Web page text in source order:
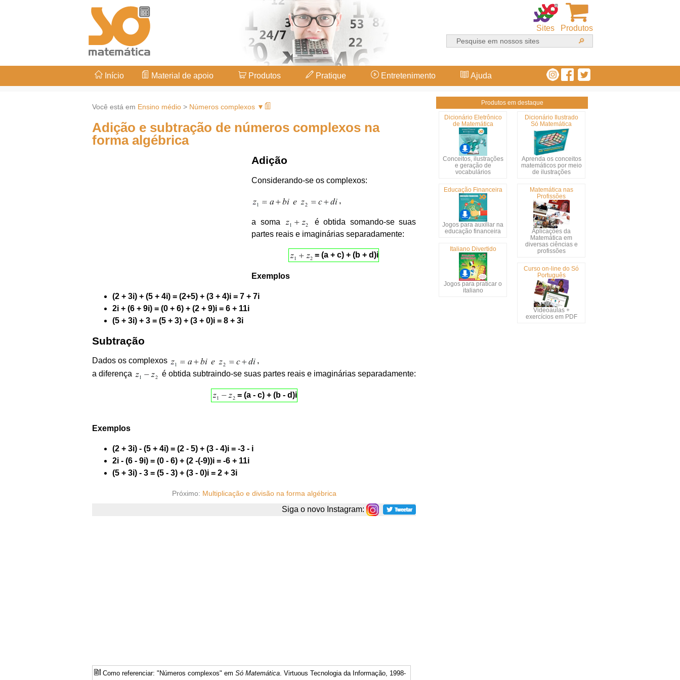
Produtos
Sites
Início Material de apoio Produtos Pratique Entretenimento Ajuda
Você está em Ensino médio > Números complexos ▼
Adição e subtração de números complexos na
forma algébrica
Adição
Considerando-se os complexos:
,
a soma
é obtida somando-se suas
partes reais e imaginárias separadamente:
= (a + c) + (b + d)i
Exemplos
(2 + 3i) + (5 + 4i) = (2+5) + (3 + 4)i = 7 + 7i
2i + (6 + 9i) = (0 + 6) + (2 + 9)i = 6 + 11i
(5 + 3i) + 3 = (5 + 3) + (3 + 0)i = 8 + 3i
Subtração
Dados os complexos
,
a diferença
é obtida subtraindo-se suas partes reais e imaginárias separadamente:
= (a - c) + (b - d)i
Exemplos
(2 + 3i) - (5 + 4i) = (2 - 5) + (3 - 4)i = -3 - i
2i - (6 - 9i) = (0 - 6) + (2 -(-9))i = -6 + 11i
(5 + 3i) - 3 = (5 - 3) + (3 - 0)i = 2 + 3i
Próximo: Multiplicação e divisão na forma algébrica
Siga o novo Instagram:
Como referenciar: "Números complexos" em Só Matemática . Virtuous Tecnologia da Informação, 1998-
Produtos em destaque
Dicionário Eletrônico
de Matemática
Conceitos, ilustrações
e geração de
vocabulários
Dicionário Ilustrado
Só Matemática
Aprenda os conceitos
matemáticos por meio
de ilustrações
Educação Financeira
Jogos para auxiliar na
educação financeira
Matemática nas
Profissões
Aplicações da
Matemática em
diversas ciências e
profissões
Italiano Divertido
Jogos para praticar o
italiano
Curso on-line do Só
Português
Videoaulas +
exercícios em PDF